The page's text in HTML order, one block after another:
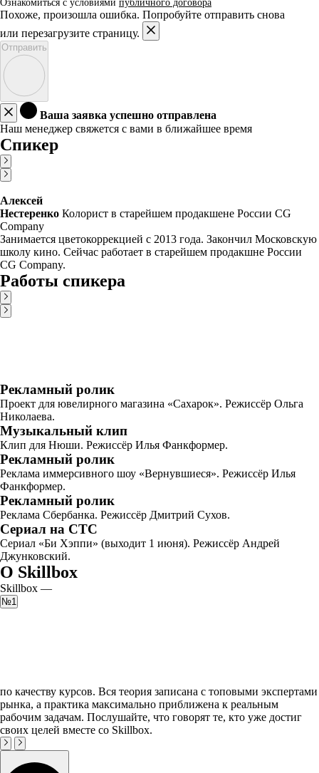
Ознакомиться с условиями публичного договора
Похоже, произошла ошибка. Попробуйте отправить снова
или перезагрузите страницу.
Отправить
Ваша заявка успешно отправлена
Наш менеджер свяжется с вами в ближайшее время
Спикер
Алексей
Нестеренко Колорист в старейшем продакшене России CG
Company
Занимается цветокоррекцией с 2013 года. Закончил Московскую
школу кино. Сейчас работает в старейшем продакшне России
CG Company.
Работы спикера
Рекламный ролик
Проект для ювелирного магазина «Сахарок». Режиссёр Ольга
Николаева.
Музыкальный клип
Клип для Нюши. Режиссёр Илья Фанкформер.
Рекламный ролик
Реклама иммерсивного шоу «Вернувшиеся». Режиссёр Илья
Фанкформер.
Рекламный ролик
Реклама Сбербанка. Режиссёр Дмитрий Сухов.
Сериал на СТС
Сериал «Би Хэппи» (выходит 1 июня). Режиссёр Андрей
Джунковский.
О Skillbox
Skillbox —
№1
по качеству курсов. Вся теория записана с топовыми экспертами
рынка, а практика максимально приближена к реальным
рабочим задачам. Послушайте, что говорят те, кто уже достиг
своих целей вместе со Skillbox.